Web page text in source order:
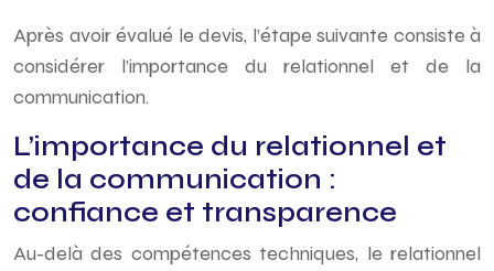
Après avoir évalué le devis, l’étape suivante consiste à
considérer l’importance du relationnel et de la
communication.
L’importance du relationnel et
de la communication :
confiance et transparence
Au-delà des compétences techniques, le relationnel